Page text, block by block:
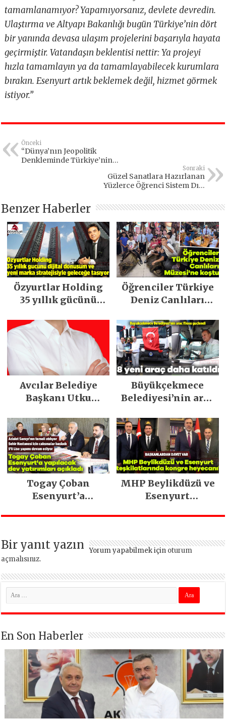
tamamlanamıyor? Yapamıyorsanız, devlete devredin.
Ulaştırma ve Altyapı Bakanlığı bugün Türkiye’nin dört
bir yanında devasa ulaşım projelerini başarıyla hayata
geçirmiştir. Vatandaşın beklentisi nettir: Ya projeyi
hızla tamamlayın ya da tamamlayabilecek kurumlara
bırakın. Esenyurt artık beklemek değil, hizmet görmek
istiyor.”
Önceki
“Dünya’nın Jeopolitik
Denkleminde Türkiye’nin
Sonraki
Güzel Sanatlara Hazırlanan
Yüzlerce Öğrenci Sistem Dışı
Benzer Haberler
Özyurtlar Holding
35 yıllık gücünü
yeni marka
stratejisiyle
geleceğe taşıyor
Öğrenciler Türkiye
Deniz Canlıları
Avcılar Belediye
Başkanı Utku
tahliye edildi
Büyükçekmece
Belediyesi’nin araç
Togay Çoban
Esenyurt’a
MHP Beylikdüzü ve
Esenyurt
Bir yanıt yazın Yorum yapabilmek için oturum
açmalısınız.
En Son Haberler